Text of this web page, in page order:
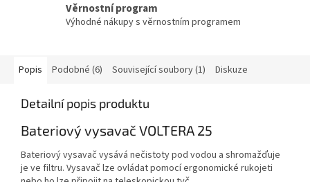
Věrnostní program
Výhodné nákupy s věrnostním programem
Popis Podobné (6) Související soubory (1) Diskuze
Detailní popis produktu
Bateriový vysavač VOLTERA 25
Bateriový vysavač vysává nečistoty pod vodou a shromažďuje
je ve filtru. Vysavač lze ovládat pomocí ergonomické rukojeti